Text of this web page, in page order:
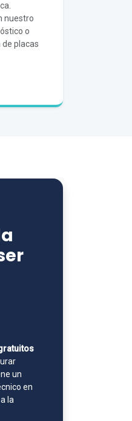
nuestro
o
placas
un
en
la